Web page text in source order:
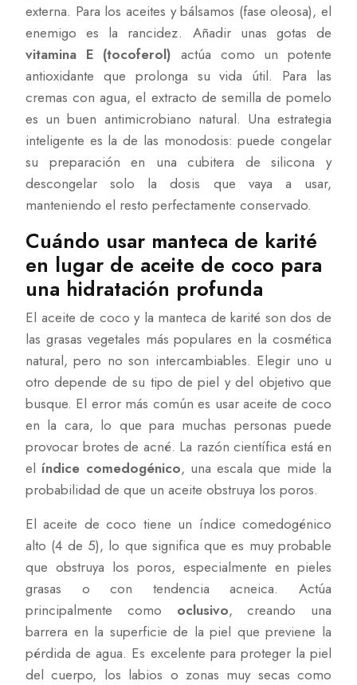
externa. Para los aceites y bálsamos (fase oleosa), el
enemigo es la rancidez. Añadir unas gotas de
vitamina E (tocoferol) actúa como un potente
antioxidante que prolonga su vida útil. Para las
cremas con agua, el extracto de semilla de pomelo
es un buen antimicrobiano natural. Una estrategia
inteligente es la de las monodosis: puede congelar
su preparación en una cubitera de silicona y
descongelar solo la dosis que vaya a usar,
manteniendo el resto perfectamente conservado.
Cuándo usar manteca de karité
en lugar de aceite de coco para
una hidratación profunda
El aceite de coco y la manteca de karité son dos de
las grasas vegetales más populares en la cosmética
natural, pero no son intercambiables. Elegir uno u
otro depende de su tipo de piel y del objetivo que
busque. El error más común es usar aceite de coco
en la cara, lo que para muchas personas puede
provocar brotes de acné. La razón científica está en
el índice comedogénico, una escala que mide la
probabilidad de que un aceite obstruya los poros.
El aceite de coco tiene un índice comedogénico
alto (4 de 5), lo que significa que es muy probable
que obstruya los poros, especialmente en pieles
grasas o con tendencia acneica. Actúa
principalmente como oclusivo, creando una
barrera en la superficie de la piel que previene la
pérdida de agua. Es excelente para proteger la piel
del cuerpo, los labios o zonas muy secas como